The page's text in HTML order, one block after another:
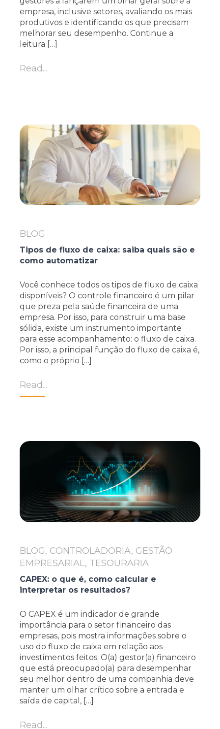
empresa, inclusive setores, avaliando os mais
produtivos e identificando os que precisam
melhorar seu desempenho. Continue a
leitura […]
Read...
BLOG
Tipos de fluxo de caixa: saiba quais são e
como automatizar
Você conhece todos os tipos de fluxo de caixa
disponíveis? O controle financeiro é um pilar
que preza pela saúde financeira de uma
empresa. Por isso, para construir uma base
sólida, existe um instrumento importante
para esse acompanhamento: o fluxo de caixa.
Por isso, a principal função do fluxo de caixa é,
como o próprio […]
Read...
BLOG, CONTROLADORIA, GESTÃO
EMPRESARIAL, TESOURARIA
CAPEX: o que é, como calcular e
interpretar os resultados?
O CAPEX é um indicador de grande
importância para o setor financeiro das
empresas, pois mostra informações sobre o
uso do fluxo de caixa em relação aos
investimentos feitos. O(a) gestor(a) financeiro
que está preocupado(a) para desempenhar
seu melhor dentro de uma companhia deve
manter um olhar crítico sobre a entrada e
saída de capital, […]
Read...